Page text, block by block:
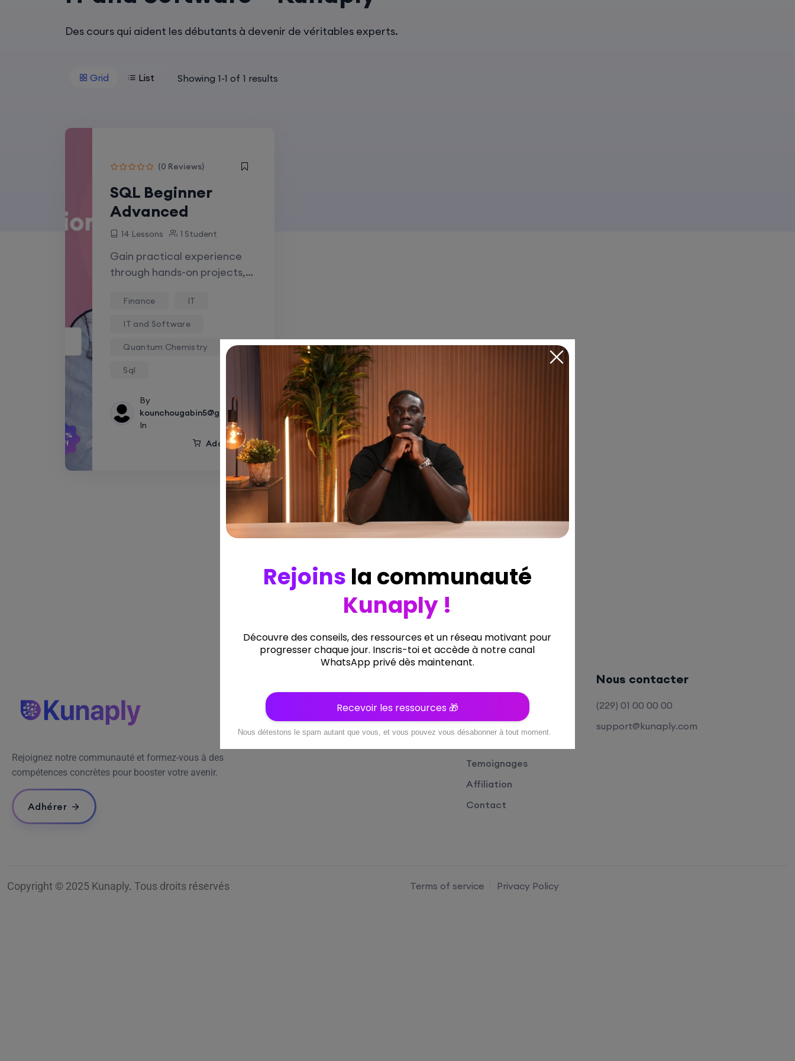
Des cours qui aident les débutants à devenir de véritables experts.
Grid List Showing 1-1 of 1 results
-25%
Off
(0 Reviews)
SQL Beginner
Advanced
14 Lessons 1 Student
Gain practical experience
through hands-on projects,
prepared for…
Finance IT
IT and Software
Quantum Chemistry
Sql
By
kounchougabin5@gmail.com
In
Add to cart
Rejoignez notre communauté et formez-vous à des
compétences concrètes pour booster votre avenir.
Adhérer
À propos
Faq
Formations
Temoignages
Affiliation
Contact
Nous contacter
(229) 01 00 00 00
support@kunaply.com
Copyright © 2025 Kunaply. Tous droits réservés Terms of service Privacy Policy